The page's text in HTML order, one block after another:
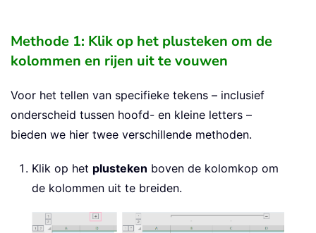
Methode 1: Klik op het plusteken om de
kolommen en rijen uit te vouwen
Voor het tellen van specifieke tekens – inclusief
onderscheid tussen hoofd- en kleine letters –
bieden we hier twee verschillende methoden.
Klik op het plusteken boven de kolomkop om
de kolommen uit te breiden.